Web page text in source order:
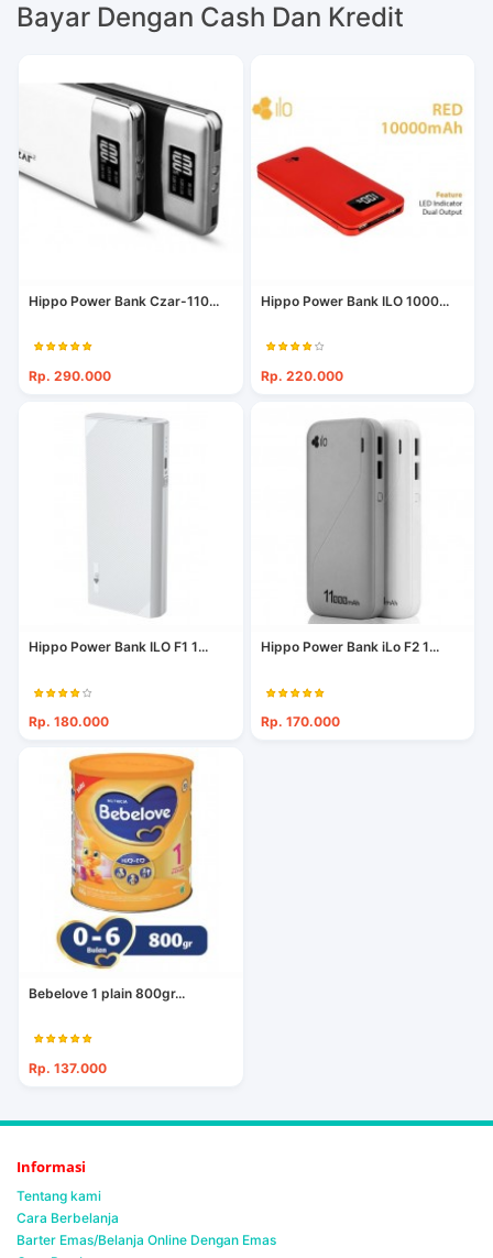
Bayar Dengan Cash Dan Kredit
Hippo Power Bank Czar-110...
Rp. 290.000
Hippo Power Bank ILO 1000...
Rp. 220.000
Hippo Power Bank ILO F1 1...
Rp. 180.000
Hippo Power Bank iLo F2 1...
Rp. 170.000
Bebelove 1 plain 800gr...
Rp. 137.000
Informasi
Tentang kami
Cara Berbelanja
Barter Emas/Belanja Online Dengan Emas